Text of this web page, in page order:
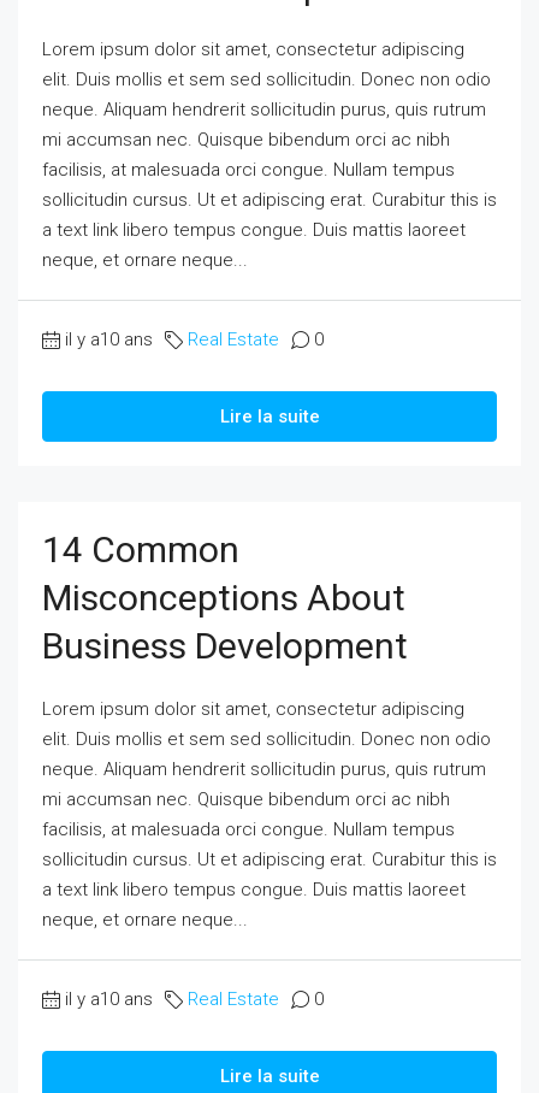
Lorem ipsum dolor sit amet, consectetur adipiscing
elit. Duis mollis et sem sed sollicitudin. Donec non odio
neque. Aliquam hendrerit sollicitudin purus, quis rutrum
mi accumsan nec. Quisque bibendum orci ac nibh
facilisis, at malesuada orci congue. Nullam tempus
sollicitudin cursus. Ut et adipiscing erat. Curabitur this is
a text link libero tempus congue. Duis mattis laoreet
neque, et ornare neque...
il y a10 ans Real Estate 0
Lire la suite
14 Common
Misconceptions About
Business Development
Lorem ipsum dolor sit amet, consectetur adipiscing
elit. Duis mollis et sem sed sollicitudin. Donec non odio
neque. Aliquam hendrerit sollicitudin purus, quis rutrum
mi accumsan nec. Quisque bibendum orci ac nibh
facilisis, at malesuada orci congue. Nullam tempus
sollicitudin cursus. Ut et adipiscing erat. Curabitur this is
a text link libero tempus congue. Duis mattis laoreet
neque, et ornare neque...
il y a10 ans Real Estate 0
Lire la suite